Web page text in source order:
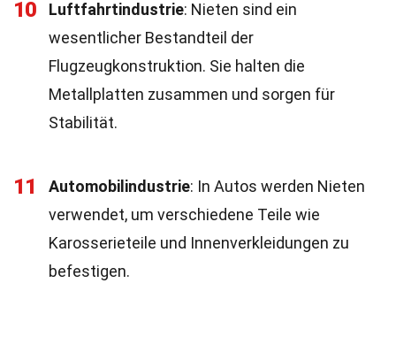
10 Luftfahrtindustrie: Nieten sind ein
wesentlicher Bestandteil der
Flugzeugkonstruktion. Sie halten die
Metallplatten zusammen und sorgen für
Stabilität.
11 Automobilindustrie: In Autos werden Nieten
verwendet, um verschiedene Teile wie
Karosserieteile und Innenverkleidungen zu
befestigen.